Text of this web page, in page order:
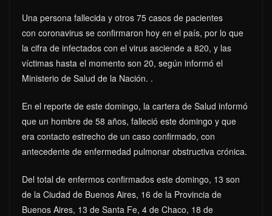
Una persona fallecida y otros 75 casos de pacientes
con coronavirus se confirmaron hoy en el país, por lo que
la cifra de infectados con el virus asciende a 820, y las
víctimas hasta el momento son 20, según informó el
Ministerio de Salud de la Nación. .
En el reporte de este domingo, la cartera de Salud informó
que un hombre de 58 años, falleció este domingo y que
era contacto estrecho de un caso confirmado, con
antecedente de enfermedad pulmonar obstructiva crónica.
Del total de enfermos confirmados este domingo, 13 son
de la Ciudad de Buenos Aires, 16 de la Provincia de
Buenos Aires, 13 de Santa Fe, 4 de Chaco, 18 de